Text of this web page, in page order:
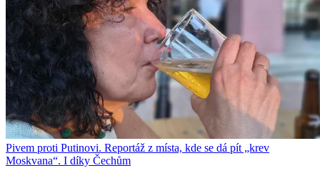
Pivem proti Putinovi. Reportáž z místa, kde se dá pít „krev
Moskvana“. I díky Čechům